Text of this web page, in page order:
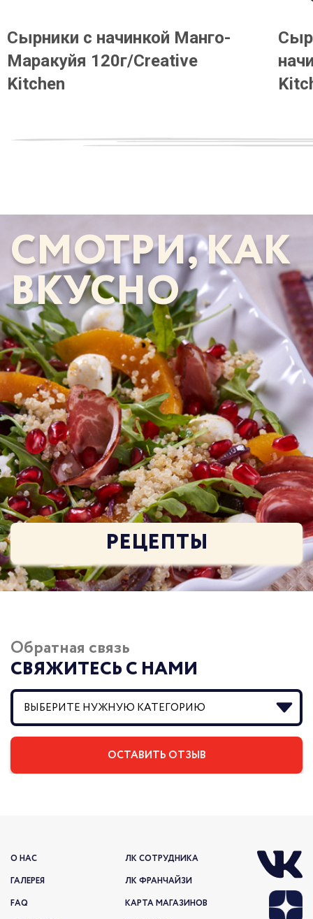
Сырники с начинкой Манго-
Маракуйя 120г/Creative
Kitchen
СМОТРИ, КАК
ВКУСНО
РЕЦЕПТЫ
Обратная связь
СВЯЖИТЕСЬ С НАМИ
О НАС
ГАЛЕРЕЯ
FAQ
ЛК СОТРУДНИКА
ЛК ФРАНЧАЙЗИ
КАРТА МАГАЗИНОВ